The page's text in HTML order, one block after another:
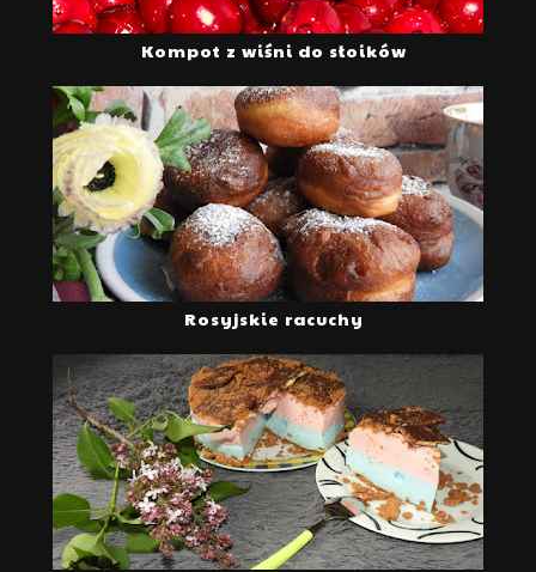
Kompot z wiśni do słoików
Rosyjskie racuchy